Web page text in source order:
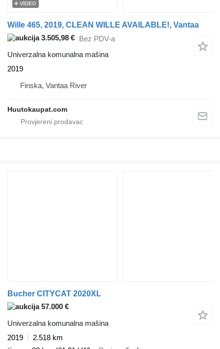
VIDEO
Wille 465, 2019, CLEAN WILLE AVAILABLE!, Vantaa
3.505,98 € Bez PDV-a
Univerzalna komunalna mašina
2019
Finska, Vantaa River
Huutokaupat.com
Bucher CITYCAT 2020XL
57.000 €
Univerzalna komunalna mašina
2019
2.518 km